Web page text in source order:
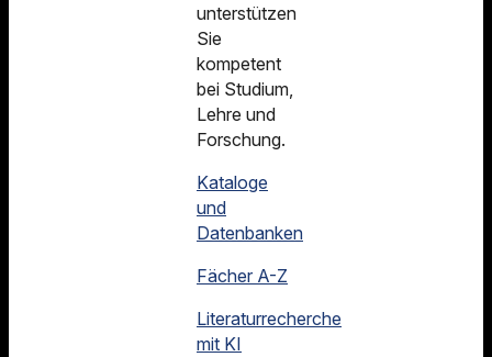
unterstützen
Sie
kompetent
bei Studium,
Lehre und
Forschung.
Kataloge
und
Datenbanken
Fächer A-Z
Literaturrecherche
mit KI